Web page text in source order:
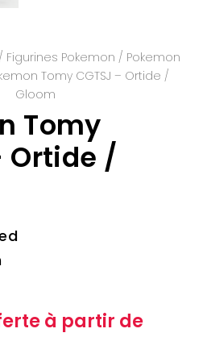
/ Figurines Pokemon / Pokemon
Tomy CGTSJ – Ortide /
Gloom
Tomy
Ortide /
à partir de